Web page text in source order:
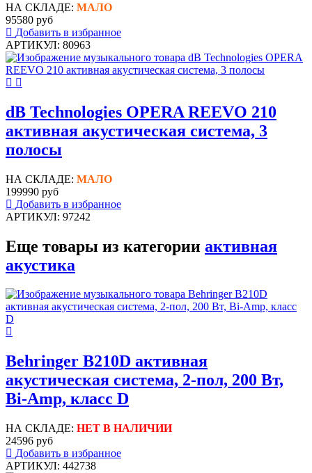
НА СКЛАДЕ: МАЛО
95580 руб
Добавить в избранное
АРТИКУЛ: 80963
dB Technologies OPERA REEVO 210
активная акустическая система, 3
полосы
НА СКЛАДЕ: МАЛО
199990 руб
Добавить в избранное
АРТИКУЛ: 97242
Еще товары из категории активная
акустика
Behringer B210D активная
акустическая система, 2-пол, 200 Вт,
Bi-Amp, класс D
НА СКЛАДЕ: НЕТ В НАЛИЧИИ
24596 руб
Добавить в избранное
АРТИКУЛ: 442738